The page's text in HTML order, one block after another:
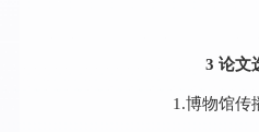
3 论文
1.博物馆传